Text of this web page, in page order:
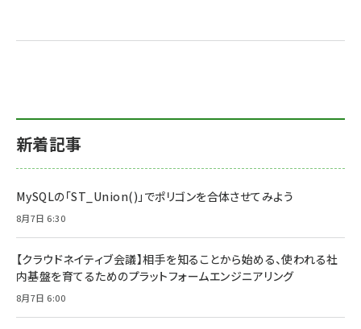
新着記事
MySQLの「ST_Union()」でポリゴンを合体させてみよう
8月7日 6:30
【クラウドネイティブ会議】相手を知ることから始める、使われる社
内基盤を育てるためのプラットフォームエンジニアリング
8月7日 6:00